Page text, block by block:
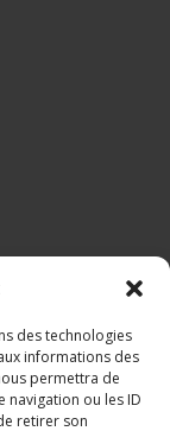
des technologies
informations des
permettra de
ou les ID
retirer son